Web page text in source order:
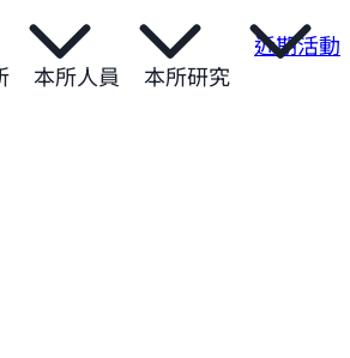
本所人員 本所研究
近期活動